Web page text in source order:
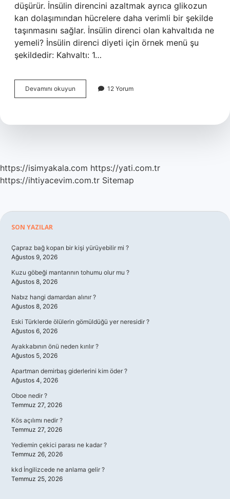
düşürür. İnsülin direncini azaltmak ayrıca glikozun
kan dolaşımından hücrelere daha verimli bir şekilde
taşınmasını sağlar. İnsülin direnci olan kahvaltıda ne
yemeli? İnsülin direnci diyeti için örnek menü şu
şekildedir: Kahvaltı: 1…
Devamını okuyun
Direnci
Ne
12 Yorum
https://isimyakala.com https://yati.com.tr
https://ihtiyacevim.com.tr Sitemap
Sidebar
SON YAZILAR
Çapraz bağ kopan bir kişi yürüyebilir mi ?
Ağustos 9, 2026
Kuzu göbeği mantarının tohumu olur mu ?
Ağustos 8, 2026
Nabız hangi damardan alınır ?
Ağustos 8, 2026
Eski Türklerde ölülerin gömüldüğü yer neresidir ?
Ağustos 6, 2026
Ayakkabının önü neden kırılır ?
Ağustos 5, 2026
Apartman demirbaş giderlerini kim öder ?
Ağustos 4, 2026
Oboe nedir ?
Temmuz 27, 2026
Kös açılımı nedir ?
Temmuz 27, 2026
Yediemin çekici parası ne kadar ?
Temmuz 26, 2026
kkd İngilizcede ne anlama gelir ?
Temmuz 25, 2026